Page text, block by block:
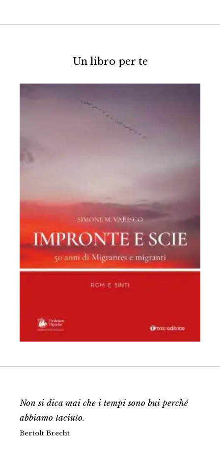
Un libro per te
Non si dica mai che i tempi sono bui perché
abbiamo taciuto.
Bertolt Brecht